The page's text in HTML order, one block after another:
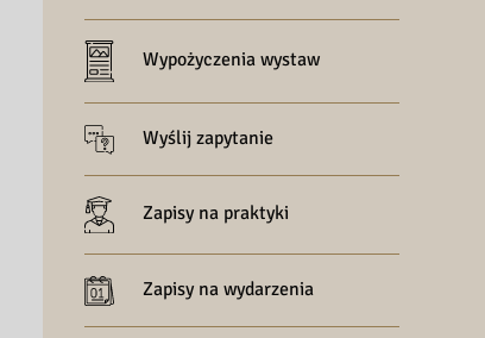
Wypożyczenia wystaw
Wyślij zapytanie
Zapisy na praktyki
Zapisy na wydarzenia